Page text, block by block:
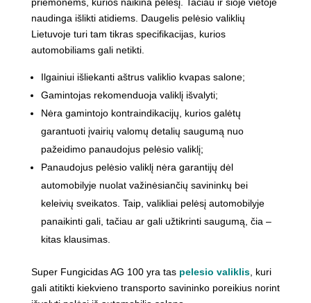
naudinga išlikti atidiems. Daugelis pelėsio valiklių
Lietuvoje turi tam tikras specifikacijas, kurios
automobiliams gali netikti.
Ilgainiui išliekanti aštrus valiklio kvapas salone;
Gamintojas rekomenduoja valiklį išvalyti;
Nėra gamintojo kontraindikacijų, kurios galėtų
garantuoti įvairių valomų detalių saugumą nuo
pažeidimo panaudojus pelėsio valiklį;
Panaudojus pelėsio valiklį nėra garantijų dėl
automobilyje nuolat važinėsiančių savininkų bei
keleivių sveikatos. Taip, valikliai pelėsį automobilyje
panaikinti gali, tačiau ar gali užtikrinti saugumą, čia –
kitas klausimas.
Super Fungicidas AG 100 yra tas pelesio valiklis, kuri
gali atitikti kiekvieno transporto savininko poreikius norint